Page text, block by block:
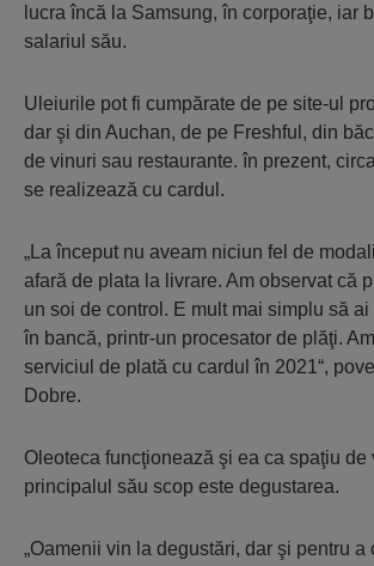
lucra încă la Samsung, în corporaţie, iar
salariul său.
Uleiurile pot fi cumpărate de pe site-ul
dar şi din Auchan, de pe Freshful, din
de vinuri sau restaurante. în prezent,
se realizează cu cardul.
„La început nu aveam niciun fel de
afară de plata la livrare. Am observat că
un soi de control. E mult mai simplu să
în bancă, printr-un procesator de plăţi.
serviciul de plată cu cardul în 2021“,
Dobre.
Oleoteca funcţionează şi ea ca spaţiu de
principalul său scop este degustarea.
„Oamenii vin la degustări, dar şi pentru a